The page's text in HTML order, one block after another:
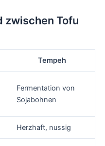
zwischen Tofu
Tempeh
Fermentation von
Sojabohnen
Herzhaft, nussig